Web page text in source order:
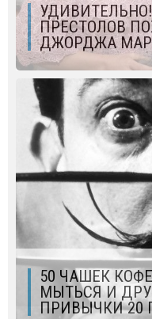
ПРЕСТОЛОВ
ДЖОРДЖА
50 ЧАШЕК
МЫТЬСЯ И
ПРИВЫЧКИ 20